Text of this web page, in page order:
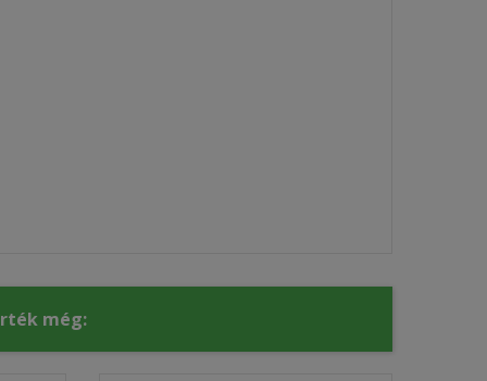
még: